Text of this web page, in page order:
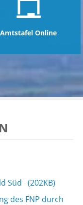
Amtstafel Online
Süd (202KB)
des FNP durch